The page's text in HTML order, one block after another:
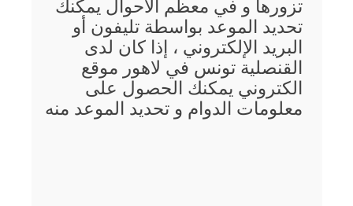
تزورها و في معظم الأحوال يمكنك
تحديد الموعد بواسطة تليفون أو
البريد الإلكتروني ، إذا كان لدى
القنصلية تونس في لاهور موقع
الكتروني يمكنك الحصول على
معلومات الدوام و تحديد الموعد منه